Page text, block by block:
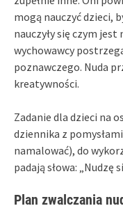
mogą nauczyć dzieci,
nauczyły się czym
wychowawcy
poznawczego. Nuda
kreatywności.
Zadanie dla dzieci na
dziennika z
namalować), do
padają słowa: „Nudzę
Plan zwalczania